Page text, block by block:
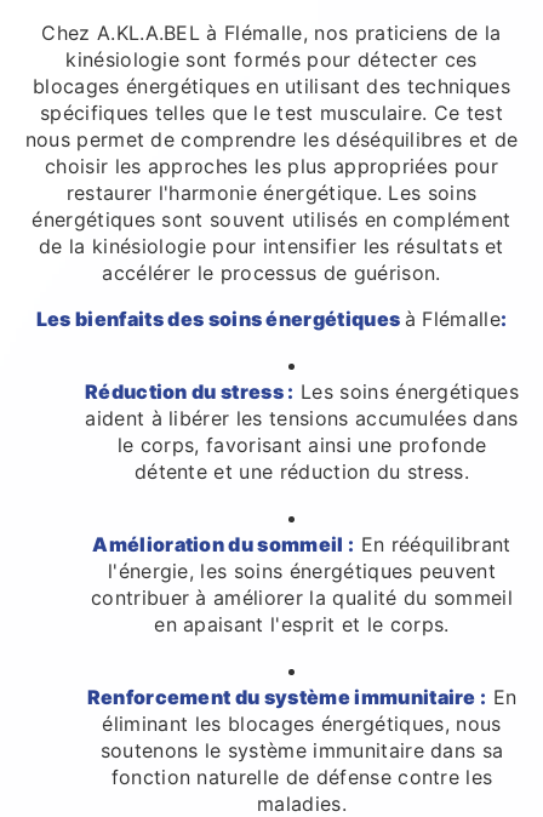
Chez A.KL.A.BEL à Flémalle, nos praticiens de la
kinésiologie sont formés pour détecter ces
blocages énergétiques en utilisant des techniques
spécifiques telles que le test musculaire. Ce test
nous permet de comprendre les déséquilibres et de
choisir les approches les plus appropriées pour
restaurer l'harmonie énergétique. Les soins
énergétiques sont souvent utilisés en complément
de la kinésiologie pour intensifier les résultats et
accélérer le processus de guérison.
Les bienfaits des soins énergétiques à Flémalle:
Réduction du stress : Les soins énergétiques
aident à libérer les tensions accumulées dans
le corps, favorisant ainsi une profonde
détente et une réduction du stress.
Amélioration du sommeil : En rééquilibrant
l'énergie, les soins énergétiques peuvent
contribuer à améliorer la qualité du sommeil
en apaisant l'esprit et le corps.
Renforcement du système immunitaire : En
éliminant les blocages énergétiques, nous
soutenons le système immunitaire dans sa
fonction naturelle de défense contre les
maladies.